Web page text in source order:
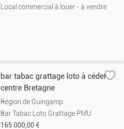
Local commercial à louer - à vendre
bar tabac grattage loto à céder
centre Bretagne
Région de Guingamp
Bar Tabac Loto Grattage PMU
165 000,00 €